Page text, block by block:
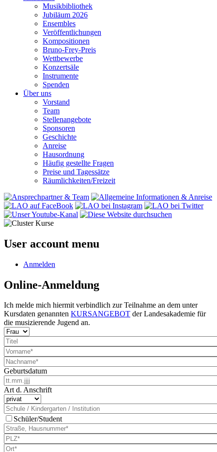
Musikbibliothek
Jubiläum 2026
Ensembles
Veröffentlichungen
Kompositionen
Bruno-Frey-Preis
Wettbewerbe
Konzertsäle
Instrumente
Spenden
Über uns
Vorstand
Team
Stellenangebote
Sponsoren
Geschichte
Anreise
Hausordnung
Häufig gestellte Fragen
Preise und Tagessätze
Räumlichkeiten/Freizeit
User account menu
Anmelden
Online-Anmeldung
Ich melde mich hiermit verbindlich zur Teilnahme an dem unter
Kursdaten genannten KURSANGEBOT der Landesakademie für
die musizierende Jugend an.
Geburtsdatum
Art d. Anschrift
Schüler/Student